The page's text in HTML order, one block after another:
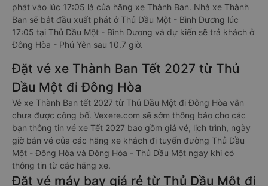
phát vào lúc 17:05 là của hãng xe Thành Ban. Nhà xe Thành
Ban sẽ bắt đầu xuất phát ở Thủ Dầu Một - Bình Dương lúc
17:05 tại Thủ Dầu Một - Bình Dương và dự kiến sẽ trả khách ở
Đông Hòa - Phú Yên sau 10.7 giờ.
Đặt vé xe Thành Ban Tết 2027 từ Thủ
Dầu Một đi Đông Hòa
Vé xe Thành Ban tết 2027 từ Thủ Dầu Một đi Đông Hòa vẫn
chưa được công bố. Vexere.com sẽ sớm thông báo cho các
bạn thông tin vé xe Tết 2027 bao gồm giá vé, lịch trình, ngày
giờ bán vé của các hãng xe khách đi tuyến đường Thủ Dầu
Một - Đông Hòa và Đông Hòa - Thủ Dầu Một ngay khi có
thông tin từ các hãng xe.
Đặt vé máy bay giá rẻ từ Thủ Dầu Một đi